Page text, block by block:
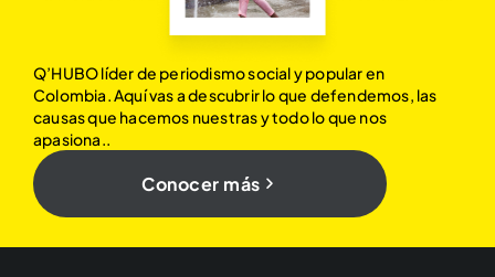
Q’HUBO líder de periodismo social y popular en
Colombia. Aquí vas a descubrir lo que defendemos, las
causas que hacemos nuestras y todo lo que nos
apasiona..
Conocer más